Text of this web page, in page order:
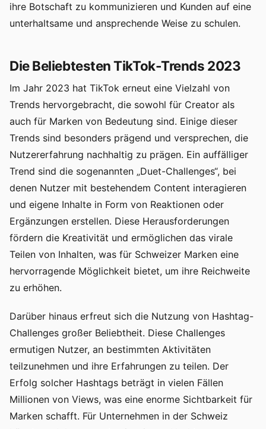
ihre Botschaft zu kommunizieren und Kunden auf eine
unterhaltsame und ansprechende Weise zu schulen.
Die Beliebtesten TikTok-Trends 2023
Im Jahr 2023 hat TikTok erneut eine Vielzahl von
Trends hervorgebracht, die sowohl für Creator als
auch für Marken von Bedeutung sind. Einige dieser
Trends sind besonders prägend und versprechen, die
Nutzererfahrung nachhaltig zu prägen. Ein auffälliger
Trend sind die sogenannten „Duet-Challenges“, bei
denen Nutzer mit bestehendem Content interagieren
und eigene Inhalte in Form von Reaktionen oder
Ergänzungen erstellen. Diese Herausforderungen
fördern die Kreativität und ermöglichen das virale
Teilen von Inhalten, was für Schweizer Marken eine
hervorragende Möglichkeit bietet, um ihre Reichweite
zu erhöhen.
Darüber hinaus erfreut sich die Nutzung von Hashtag-
Challenges großer Beliebtheit. Diese Challenges
ermutigen Nutzer, an bestimmten Aktivitäten
teilzunehmen und ihre Erfahrungen zu teilen. Der
Erfolg solcher Hashtags beträgt in vielen Fällen
Millionen von Views, was eine enorme Sichtbarkeit für
Marken schafft. Für Unternehmen in der Schweiz